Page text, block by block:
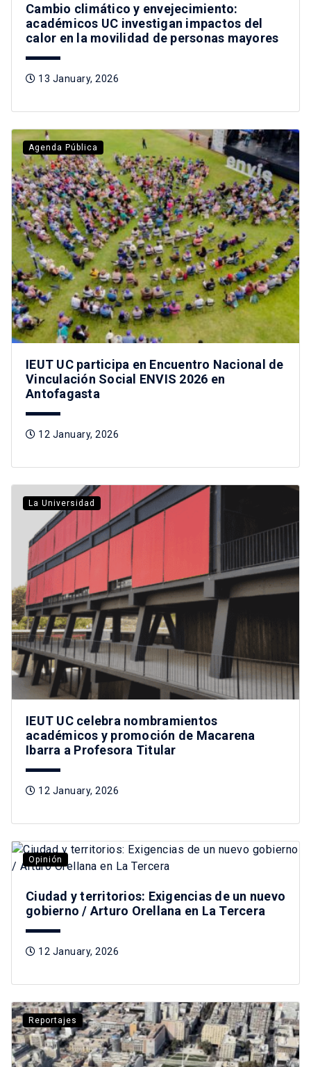
Cambio climático y envejecimiento:
académicos UC investigan impactos del
calor en la movilidad de personas mayores
13 January, 2026
Agenda Pública
IEUT UC participa en Encuentro Nacional de
Vinculación Social ENVIS 2026 en
Antofagasta
12 January, 2026
La Universidad
IEUT UC celebra nombramientos
académicos y promoción de Macarena
Ibarra a Profesora Titular
12 January, 2026
Opinión
Ciudad y territorios: Exigencias de un nuevo
gobierno / Arturo Orellana en La Tercera
12 January, 2026
Reportajes